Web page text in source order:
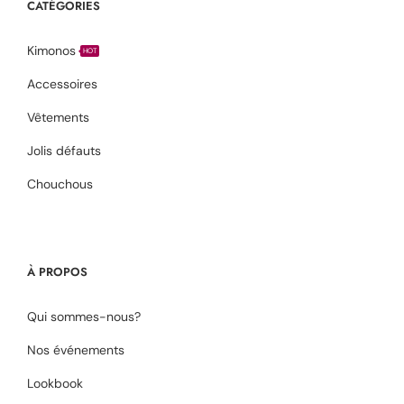
CATÉGORIES
Kimonos HOT
Accessoires
Vêtements
Jolis défauts
Chouchous
À PROPOS
Qui sommes-nous?
Nos événements
Lookbook